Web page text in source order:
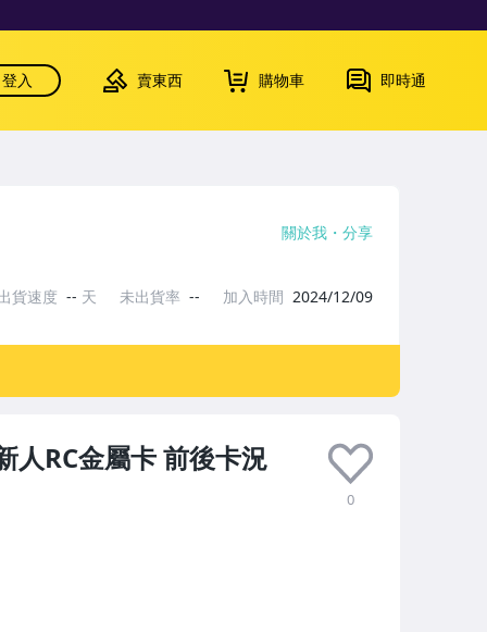
登入 賣東西 購物車 即時通
人RC金屬卡 前後卡況
0
關於我 分享
貨速度 -- 天 未出貨率 -- 加入時間 2024/12/09